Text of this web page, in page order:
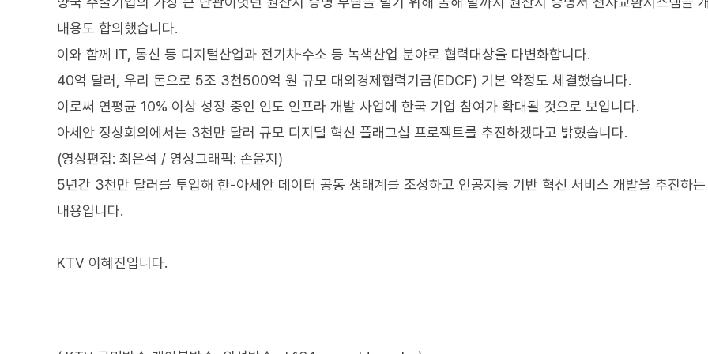
내용도 합의했습니다.
이와 함께 IT, 통신 등 디지털산업과 전기차·수소 등 녹색산업 분야로 협력대상을 다변화합니다.
40억 달러, 우리 돈으로 5조 3천500억 원 규모 대외경제협력기금(EDCF) 기본 약정도 체결했습니다.
이로써 연평균 10% 이상 성장 중인 인도 인프라 개발 사업에 한국 기업 참여가 확대될 것으로 보입니다.
아세안 정상회의에서는 3천만 달러 규모 디지털 혁신 플래그십 프로젝트를 추진하겠다고 밝혔습니다.
(영상편집: 최은석 / 영상그래픽: 손윤지)
5년간 3천만 달러를 투입해 한-아세안 데이터 공동 생태계를 조성하고 인공지능 기반 혁신 서비스 개발을 추진하는
내용입니다.
KTV 이혜진입니다.